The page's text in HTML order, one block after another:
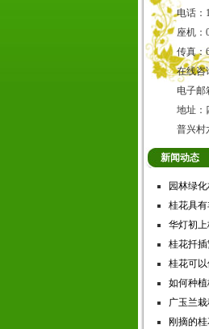
电话：
座机：
传真：
在线咨
电子邮
地址：
普兴村
新闻动态
园林绿
桂花具
华灯初上
桂花扦插
桂花可以
如何种植
广玉兰栽
刚摘的桂